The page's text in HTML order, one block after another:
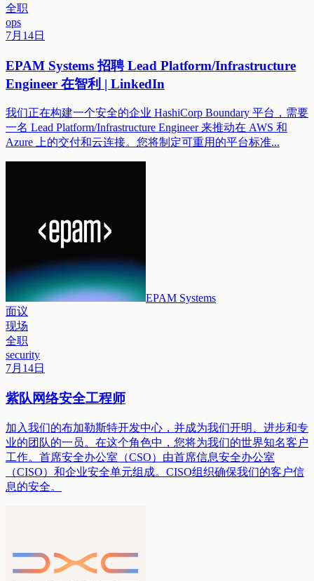
全职
ops
7月14日
EPAM Systems 招聘 Lead Platform/Infrastructure
Engineer 在智利 | LinkedIn
我们正在构建一个安全的企业 HashiCorp Boundary 平台，需要
一名 Lead Platform/Infrastructure Engineer 来推动在 AWS 和
Azure 上的交付和云连接。您将制定可重用的平台标准...
EPAM Systems
面议
现场
全职
security
7月14日
紫队网络安全工程师
加入我们的布加勒斯特开发中心，并成为我们开明、进步和专
业的团队的一员。在这个角色中，您将为我们的世界知名客户
工作。首席安全办公室（CSO）由首席信息安全办公室
（CISO）和企业安全单元组成。CISO组织确保我们的客户信
息的安全。